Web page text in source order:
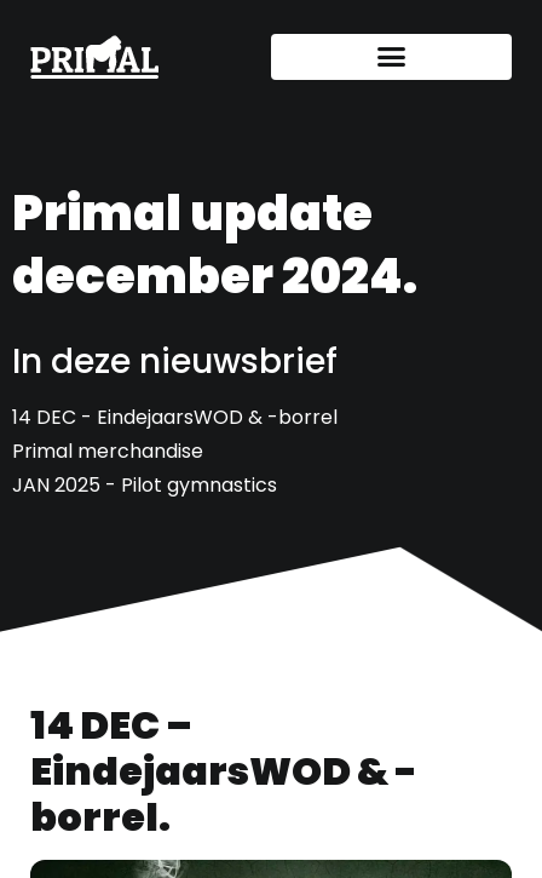
Primal update
december 2024.
In deze nieuwsbrief
14 DEC - EindejaarsWOD & -borrel
Primal merchandise
JAN 2025 - Pilot gymnastics
14 DEC –
EindejaarsWOD & -
borrel.